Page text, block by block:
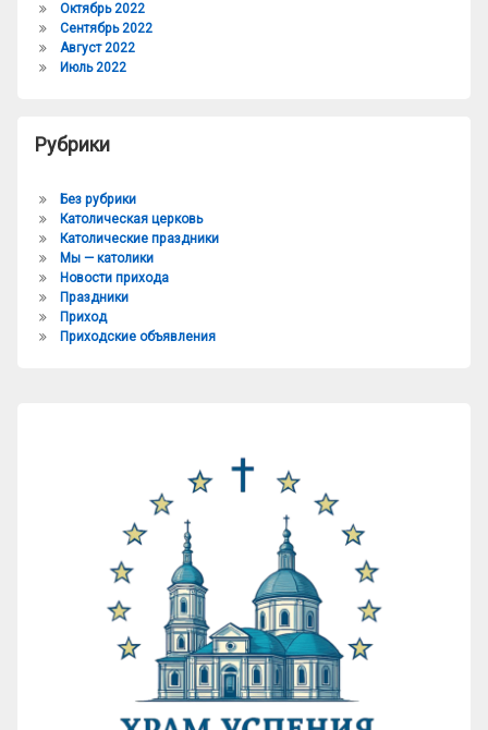
Октябрь 2022
Сентябрь 2022
Август 2022
Июль 2022
Рубрики
Без рубрики
Католическая церковь
Католические праздники
Мы — католики
Новости прихода
Праздники
Приход
Приходские объявления